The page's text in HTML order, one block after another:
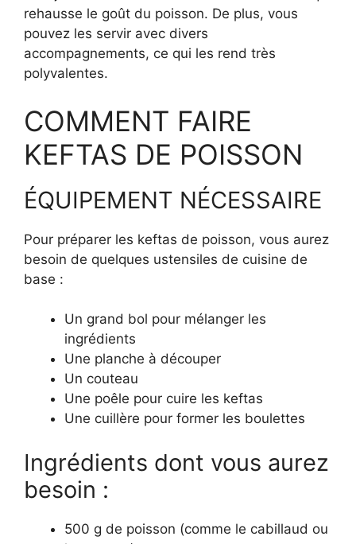
rehausse le goût du poisson. De plus, vous
pouvez les servir avec divers
accompagnements, ce qui les rend très
polyvalentes.
COMMENT FAIRE
KEFTAS DE POISSON
ÉQUIPEMENT NÉCESSAIRE
Pour préparer les keftas de poisson, vous aurez
besoin de quelques ustensiles de cuisine de
base :
Un grand bol pour mélanger les
ingrédients
Une planche à découper
Un couteau
Une poêle pour cuire les keftas
Une cuillère pour former les boulettes
Ingrédients dont vous aurez
besoin :
500 g de poisson (comme le cabillaud ou